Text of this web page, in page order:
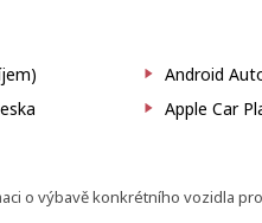
Android
Apple Car
o výbavě konkrétního vozidla